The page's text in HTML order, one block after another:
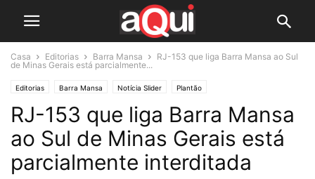
Casa Editorias Barra Mansa
RJ-153 que liga Barra Mansa ao Sul
de Minas Gerais está parcialmente...
Editorias Barra Mansa Notícia Slider Plantão
RJ-153 que liga Barra Mansa
ao Sul de Minas Gerais está
parcialmente interditada